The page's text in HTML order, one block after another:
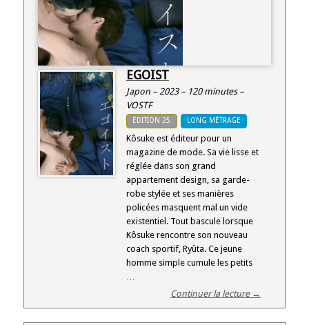
EGOIST
Japon – 2023 – 120 minutes –
VOSTF
ÉDITION 25 LONG MÉTRAGE
Kôsuke est éditeur pour un
magazine de mode. Sa vie lisse et
réglée dans son grand
appartement design, sa garde-
robe stylée et ses manières
policées masquent mal un vide
existentiel. Tout bascule lorsque
Kôsuke rencontre son nouveau
coach sportif, Ryûta. Ce jeune
homme simple cumule les petits
Continuer la lecture →